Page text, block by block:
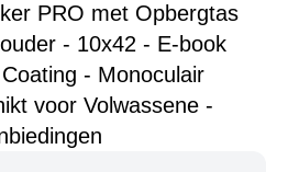
PRO met Opbergtas
- 10x42 - E-book
- Monoculair
voor Volwassene -